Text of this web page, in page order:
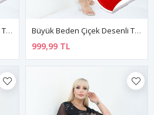
Büyük Beden Çiçek Desenli Tül Midi Elbise 43C-2809 Büyük Beden Çiçek Desenli Tül Midi Elbise 37B-2808
999,99 TL